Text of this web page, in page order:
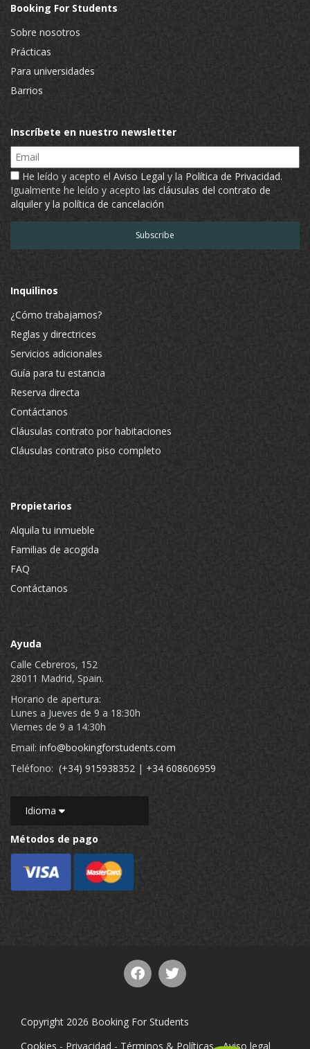
Booking For Students
Sobre nosotros
Prácticas
Para universidades
Barrios
Inscríbete en nuestro newsletter
Email
He leído y acepto el Aviso Legal y la Política de Privacidad.
Igualmente he leído y acepto las cláusulas del contrato de
alquiler y la política de cancelación
Inquilinos
¿Cómo trabajamos?
Reglas y directrices
Servicios adicionales
Guía para tu estancia
Reserva directa
Contáctanos
Cláusulas contrato por habitaciones
Cláusulas contrato piso completo
Propietarios
Alquila tu inmueble
Familias de acogida
FAQ
Contáctanos
Ayuda
Calle Cebreros, 152
28011 Madrid, Spain.
Horario de apertura:
Lunes a Jueves de 9 a 18:30h
Viernes de 9 a 14:30h
Email: info@bookingforstudents.com
Teléfono: (+34) 915938352 | +34 608606959
Idioma
Métodos de pago
Copyright 2026 Booking For Students
Cookies - Privacidad - Términos & Políticas-Aviso legal